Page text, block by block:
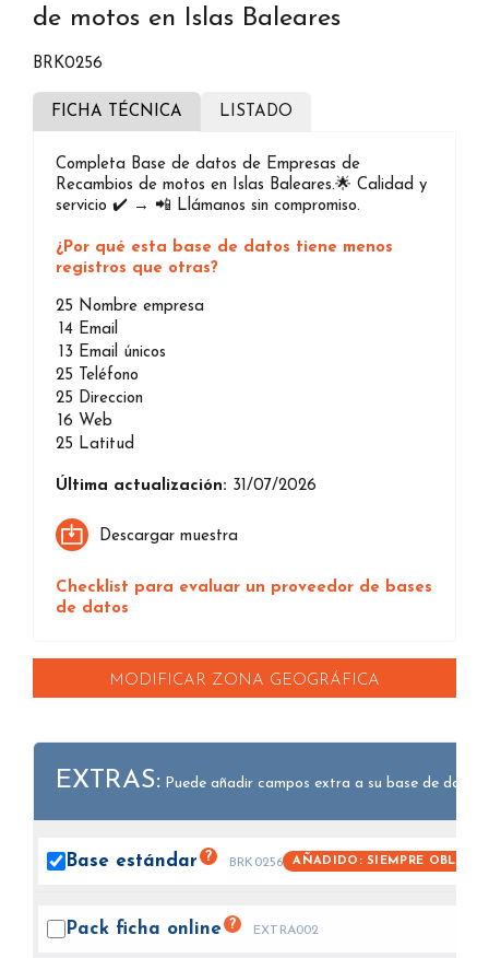
de motos en Islas Baleares
BRK0256
FICHA TÉCNICA LISTADO
Completa Base de datos de Empresas de
Recambios de motos en Islas Baleares.🌟 Calidad y
servicio ✔️ → 📲 Llámanos sin compromiso.
¿Por qué esta base de datos tiene menos
registros que otras?
25 Nombre empresa
14 Email
13 Email únicos
25 Teléfono
25 Direccion
16 Web
25 Latitud
Última actualización: 31/07/2026
Descargar muestra
Checklist para evaluar un proveedor de bases
de datos
MODIFICAR ZONA GEOGRÁFICA
EXTRAS: Puede añadir campos extra a su base de datos.
Base estándar ? BRK0256 AÑADIDO: SIEMPRE
Pack ficha online ? EXTRA002